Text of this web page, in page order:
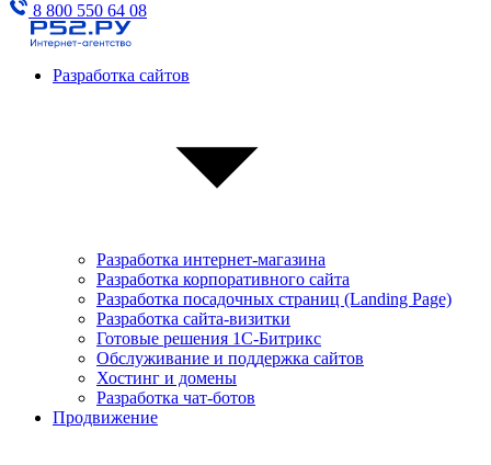
8 800 550 64 08
Разработка сайтов
Разработка интернет-магазина
Разработка корпоративного сайта
Разработка посадочных страниц (Landing Page)
Разработка сайта-визитки
Готовые решения 1С-Битрикс
Обслуживание и поддержка сайтов
Хостинг и домены
Разработка чат-ботов
Продвижение